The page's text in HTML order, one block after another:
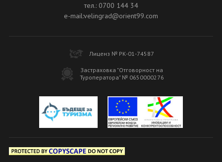
тел.: 0700 144 34
e-mail:velingrad@orient99.com
Лиценз № РК-01-74587
Застраховка "Отговорност на
Туроператора" № 0650000276